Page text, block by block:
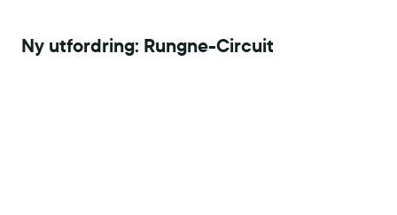
Ny utfordring: Rungne-Circuit